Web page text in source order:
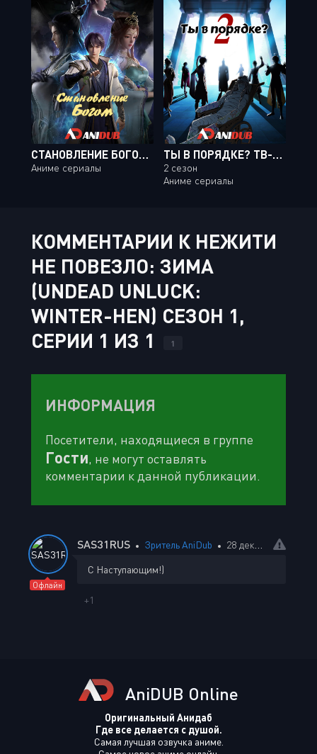
СТАНОВЛЕНИЕ БОГОМ / BAI LIAN CHENG SHEN [52 ИЗ 52]
Аниме сериалы
ТЫ В ПОРЯДКЕ? ТВ-2 / ARE YOU OK? TV-2 [24 ИЗ 24]
2 сезон
Аниме сериалы
КОММЕНТАРИИ К НЕЖИТИ
НЕ ПОВЕЗЛО: ЗИМА
(UNDEAD UNLUCK:
WINTER-HEN) СЕЗОН 1,
СЕРИИ 1 ИЗ 1
1
ИНФОРМАЦИЯ
Посетители, находящиеся в группе
Гости, не могут оставлять
комментарии к данной публикации.
Офлайн
SAS31RUS Зритель AniDub 28 декабря 2025 02:06
С Наступающим!)
+1
AniDUB Online
Оригинальный Анидаб
Где все делается с душой.
Самая лучшая озвучка аниме.